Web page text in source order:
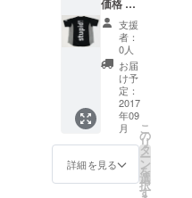
価格 ・
『stupi
d!』ラ
ンニン
グメッ
シュT
シャツ
・サイ
ズ「１
(S〜
M）」
・「２
(L〜
支援
者：
0人
お届
け予
定：
2017
年09
月
詳細を見る
こ
の
リ
タ
ー
ン
を
選
択
す